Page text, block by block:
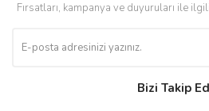
Fırsatları, kampanya ve duyuruları ile
Bizi Takip